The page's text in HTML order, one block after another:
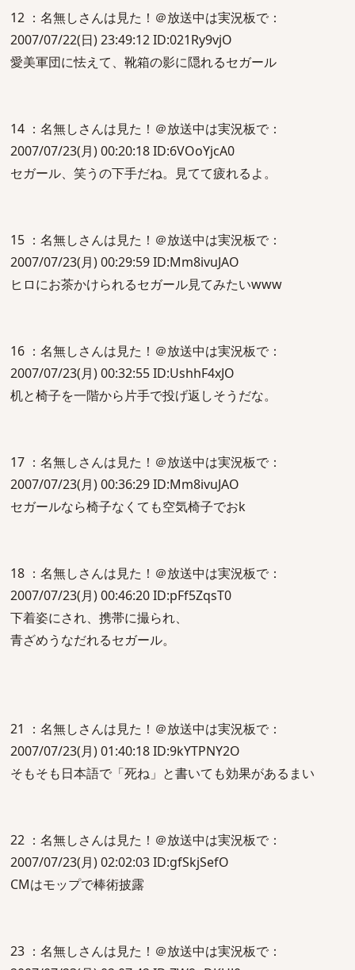
12 ：名無しさんは見た！＠放送中は実況板で：
2007/07/22(日) 23:49:12 ID:021Ry9vjO
愛美軍団に怯えて、靴箱の影に隠れるセガール
14 ：名無しさんは見た！＠放送中は実況板で：
2007/07/23(月) 00:20:18 ID:6VOoYjcA0
セガール、笑うの下手だね。見てて疲れるよ。
15 ：名無しさんは見た！＠放送中は実況板で：
2007/07/23(月) 00:29:59 ID:Mm8ivuJAO
ヒロにお茶かけられるセガール見てみたいwww
16 ：名無しさんは見た！＠放送中は実況板で：
2007/07/23(月) 00:32:55 ID:UshhF4xJO
机と椅子を一階から片手で投げ返しそうだな。
17 ：名無しさんは見た！＠放送中は実況板で：
2007/07/23(月) 00:36:29 ID:Mm8ivuJAO
セガールなら椅子なくても空気椅子でおk
18 ：名無しさんは見た！＠放送中は実況板で：
2007/07/23(月) 00:46:20 ID:pFf5ZqsT0
下着姿にされ、携帯に撮られ、
青ざめうなだれるセガール。
21 ：名無しさんは見た！＠放送中は実況板で：
2007/07/23(月) 01:40:18 ID:9kYTPNY2O
そもそも日本語で「死ね」と書いても効果があるまい
22 ：名無しさんは見た！＠放送中は実況板で：
2007/07/23(月) 02:02:03 ID:gfSkjSefO
CMはモップで棒術披露
23 ：名無しさんは見た！＠放送中は実況板で：